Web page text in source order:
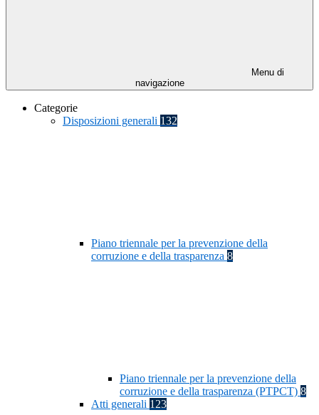
Menu di
navigazione
Categorie
Disposizioni generali 132
Piano triennale per la prevenzione della
corruzione e della trasparenza 8
Piano triennale per la prevenzione della
corruzione e della trasparenza (PTPCT) 8
Atti generali 123